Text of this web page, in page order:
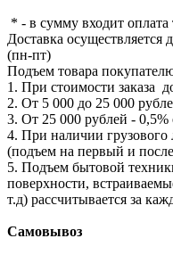
* - в сумму входит оплата
Доставка осуществляется
(пн-пт)
Подъем товара
1. При стоимости заказа
2. От 5 000 до 25 000
3. От 25 000 рублей - 0,5%
4. При наличии грузового
(подъем на первый и
5. Подъем бытовой
поверхности,
т.д) рассчитывается за
Самовывоз